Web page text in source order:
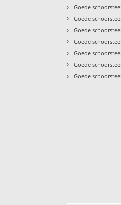
›
Goede
› Goede
› Goede
› Goede
› Goede
› Goede
› Goede